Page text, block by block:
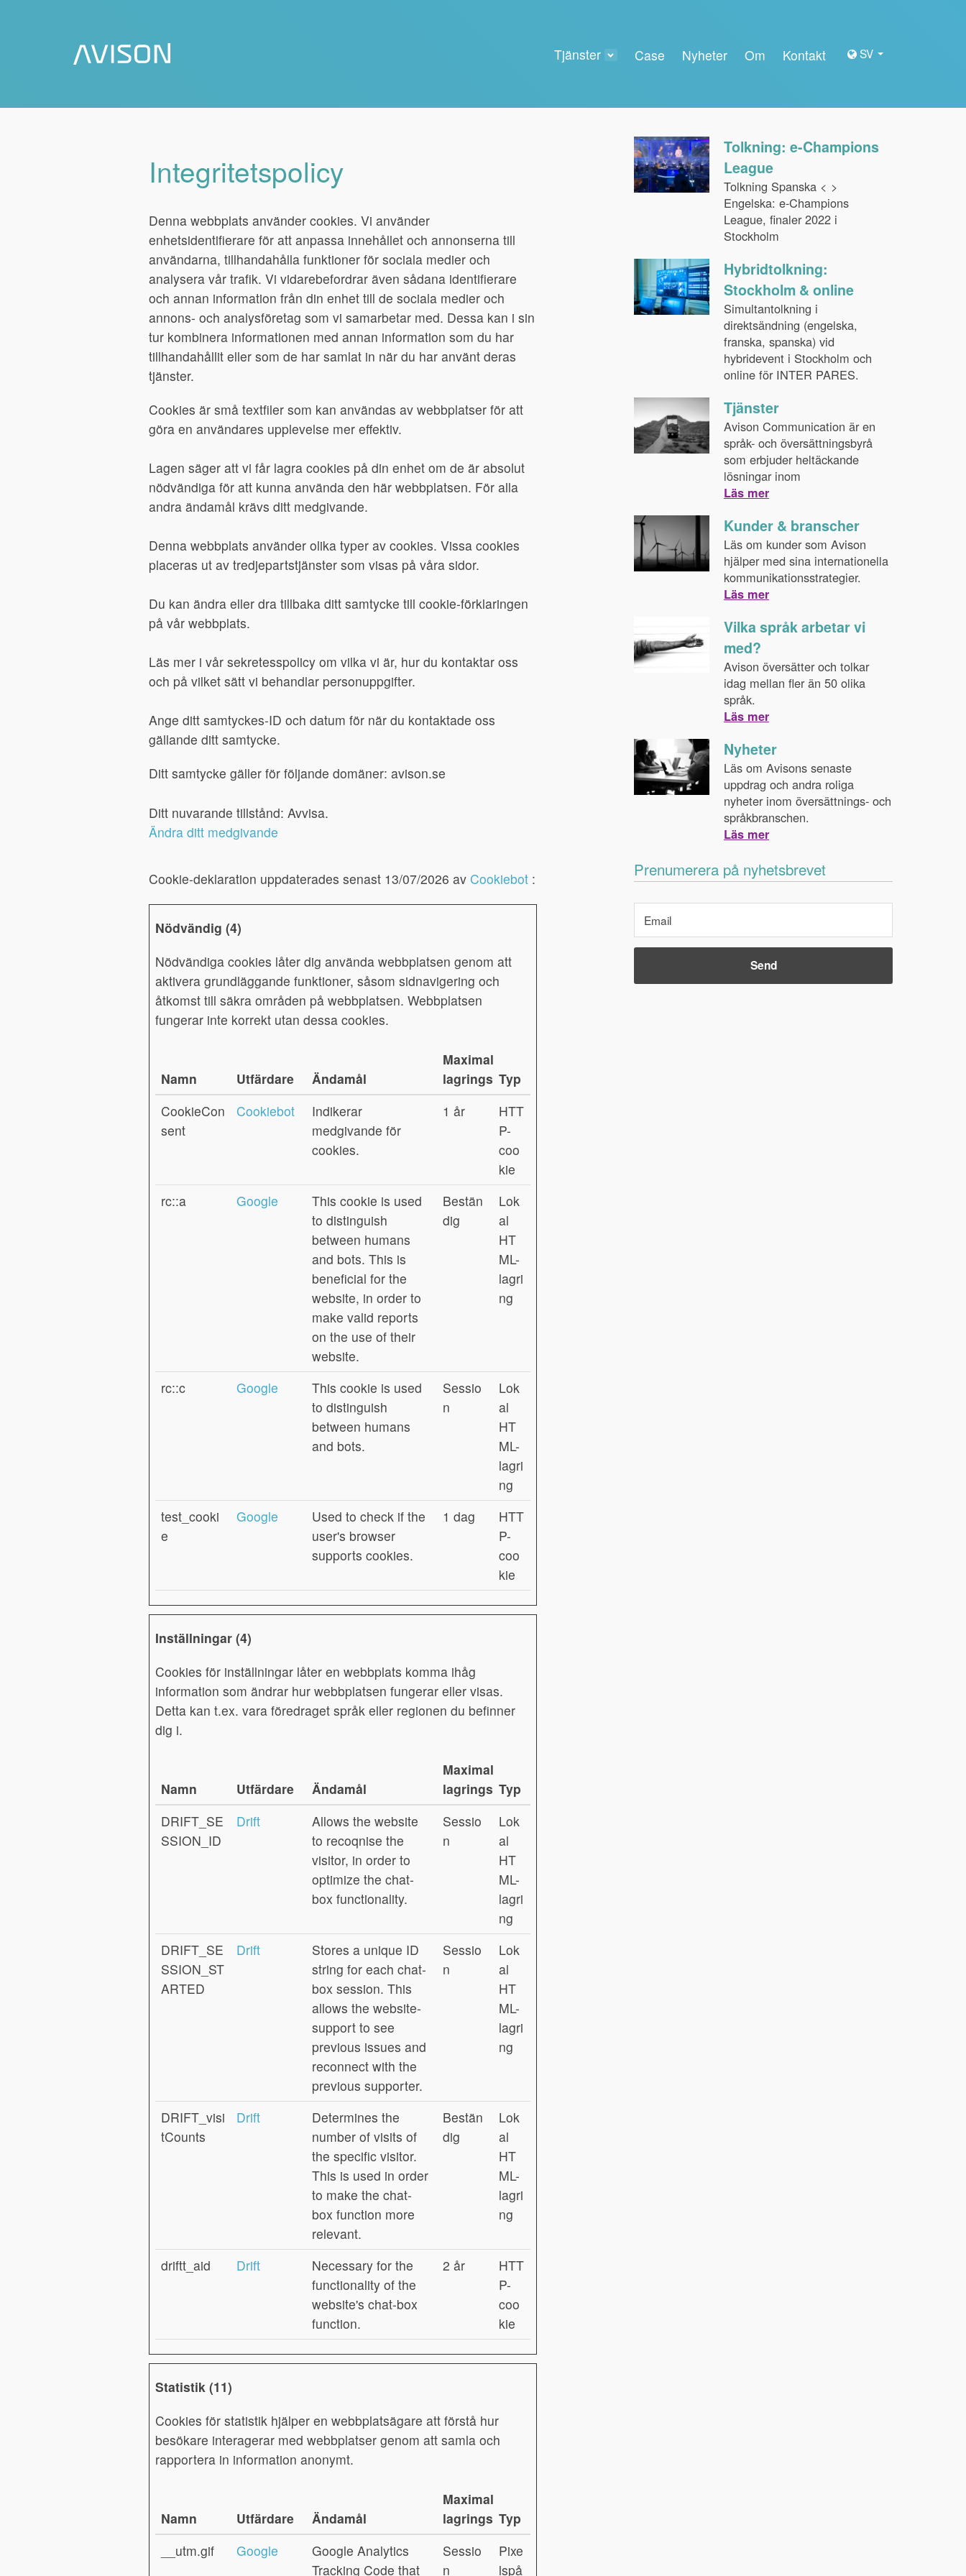
SV
Tjänster Case Nyheter Om Kontakt
Integritetspolicy
Denna webbplats använder cookies. Vi använder
enhetsidentifierare för att anpassa innehållet och annonserna till
användarna, tillhandahålla funktioner för sociala medier och
analysera vår trafik. Vi vidarebefordrar även sådana identifierare
och annan information från din enhet till de sociala medier och
annons- och analysföretag som vi samarbetar med. Dessa kan i sin
tur kombinera informationen med annan information som du har
tillhandahållit eller som de har samlat in när du har använt deras
tjänster.
Cookies är små textfiler som kan användas av webbplatser för att
göra en användares upplevelse mer effektiv.
Lagen säger att vi får lagra cookies på din enhet om de är absolut
nödvändiga för att kunna använda den här webbplatsen. För alla
andra ändamål krävs ditt medgivande.
Denna webbplats använder olika typer av cookies. Vissa cookies
placeras ut av tredjepartstjänster som visas på våra sidor.
Du kan ändra eller dra tillbaka ditt samtycke till cookie-förklaringen
på vår webbplats.
Läs mer i vår sekretesspolicy om vilka vi är, hur du kontaktar oss
och på vilket sätt vi behandlar personuppgifter.
Ange ditt samtyckes-ID och datum för när du kontaktade oss
gällande ditt samtycke.
Ditt samtycke gäller för följande domäner: avison.se
Ditt nuvarande tillstånd: Avvisa.
Ändra ditt medgivande
Cookie-deklaration uppdaterades senast 13/07/2026 av Cookiebot:
Nödvändig (4)
Nödvändiga cookies låter dig använda webbplatsen genom att
aktivera grundläggande funktioner, såsom sidnavigering och
åtkomst till säkra områden på webbplatsen. Webbplatsen
fungerar inte korrekt utan dessa cookies.
Namn Utfärdare Ändamål
Maximal
lagringstidTyp
CookieCon
sent
Cookiebot
Indikerar
medgivande för
cookies.
1 år
HTT
P-
coo
kie
rc::a
Google
This cookie is used
to distinguish
between humans
and bots. This is
beneficial for the
website, in order to
make valid reports
on the use of their
website.
Bestän
dig
Lok
al
HT
ML-
lagri
ng
rc::c Google
This cookie is used
to distinguish
between humans
and bots.
Sessio
n
Lok
al
HT
ML-
lagri
ng
test_cooki
e
Google
Used to check if the
user's browser
supports cookies.
1 dag
HTT
P-
coo
kie
Inställningar (4)
Cookies för inställningar låter en webbplats komma ihåg
information som ändrar hur webbplatsen fungerar eller visas.
Detta kan t.ex. vara föredraget språk eller regionen du befinner
dig i.
Namn Utfärdare Ändamål
Maximal
lagringstidTyp
DRIFT_SE
SSION_ID
Drift
Allows the website
to recoqnise the
visitor, in order to
optimize the chat-
box functionality.
Sessio
n
Lok
al
HT
ML-
lagri
ng
DRIFT_SE
SSION_ST
ARTED
Drift
Stores a unique ID
string for each chat-
box session. This
allows the website-
support to see
previous issues and
reconnect with the
previous supporter.
Sessio
n
Lok
al
HT
ML-
lagri
ng
DRIFT_visi
tCounts
Drift
Determines the
number of visits of
the specific visitor.
This is used in order
to make the chat-
box function more
relevant.
Bestän
dig
Lok
al
HT
ML-
lagri
ng
driftt_aid Drift
Necessary for the
functionality of the
website's chat-box
function.
2 år
HTT
P-
coo
kie
Statistik (11)
Cookies för statistik hjälper en webbplatsägare att förstå hur
besökare interagerar med webbplatser genom att samla och
rapportera in information anonymt.
Namn Utfärdare Ändamål
Maximal
lagringstidTyp
__utm.gif
Google
Google Analytics
Tracking Code that
Sessio
n
Pixe
lspå
Tolkning: e-Champions
League
Tolkning Spanska < >
Engelska: e-Champions
League, finaler 2022 i
Stockholm
Hybridtolkning:
Stockholm & online
Simultantolkning i
direktsändning (engelska,
franska, spanska) vid
hybridevent i Stockholm och
online för INTER PARES.
Tjänster
Avison Communication är en
språk- och översättningsbyrå
som erbjuder heltäckande
lösningar inom
Läs mer
Kunder & branscher
Läs om kunder som Avison
hjälper med sina internationella
kommunikationsstrategier.
Läs mer
Vilka språk arbetar vi
med?
Avison översätter och tolkar
idag mellan fler än 50 olika
språk.
Läs mer
Nyheter
Läs om Avisons senaste
uppdrag och andra roliga
nyheter inom översättnings- och
språkbranschen.
Läs mer
Prenumerera på nyhetsbrevet